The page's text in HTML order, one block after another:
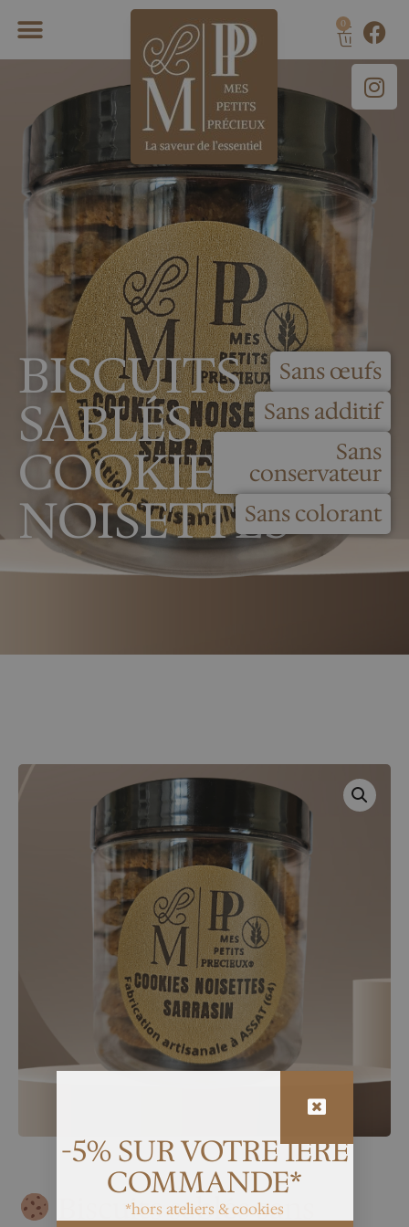
0
BISCUITS
SABLÉS
COOKIES
NOISETTES
Sans œufs
Sans additif
Sans
conservateur
Sans colorant
Biscuitssabléssans
-5% SUR VOTRE 1ÈRE
COMMANDE*
*hors ateliers & cookies